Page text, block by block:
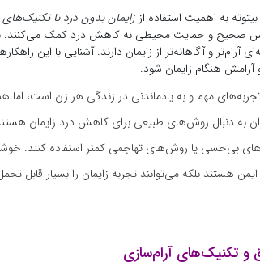
بیتوته به اهمیت استفاده از زایمان بدون درد با
صحیح و حمایت محیطی به کاهش درد کمک می‌کنند.
آرام‌تر و آگاهانه‌تر از زایمان دارند. آشنایی با این
آرامش هنگام زایمان شود.
مهم و به یادماندنی در زندگی هر زن است، اما
به دنبال روش‌های طبیعی برای کاهش درد زایمان
بی‌حسی یا روش‌های تهاجمی کمتر استفاده کنند.
ایمن هستند بلکه می‌توانند تجربه زایمان را بسیار قابل
تکنیک‌های آرام‌سازی